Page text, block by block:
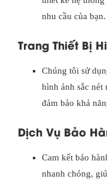
nhu cầu của bạn.
Trang Thiết Bị
Chúng tôi sử
hình ảnh sắc nét
đảm bảo khả
Dịch Vụ Bảo
Cam kết bảo
nhanh chóng,